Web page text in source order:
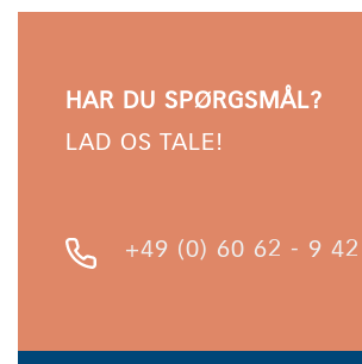
HAR DU SPØRGSMÅL?
LAD OS TALE!
+49 (0) 60 62 - 9